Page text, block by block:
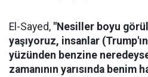
El-Sayed, "Nesiller boyu
yaşıyoruz, insanlar
yüzünden benzine
zamanının yarısında benim